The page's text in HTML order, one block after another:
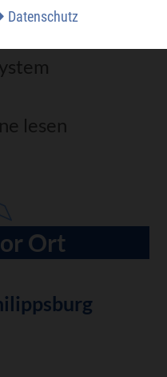
lesen
Ort
Datenschutz